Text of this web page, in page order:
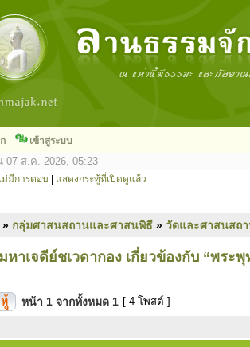
เข้าสู่ระบบ
07 ส.ค. 2026, 05:23
ม่มีการตอบ แสดงกระทู้ที่เปิดดูแล้ว
» กลุ่มศาสนสถานและศาสนพิธี » วัดและศาสนสถ
หาเจดีย์ชเวดากอง เกี่ยวข้องกับ “พระพุ
หน้า 1 จากทั้งหมด 1 [ 4 โพสต์ ]